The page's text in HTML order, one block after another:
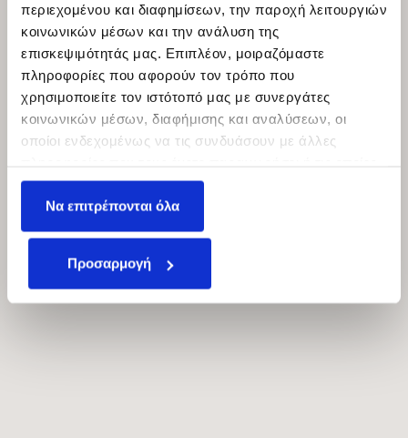
περιεχομένου και διαφημίσεων, την παροχή λειτουργιών
κοινωνικών μέσων και την ανάλυση της
επισκεψιμότητάς μας. Επιπλέον, μοιραζόμαστε
πληροφορίες που αφορούν τον τρόπο που
χρησιμοποιείτε τον ιστότοπό μας με συνεργάτες
κοινωνικών μέσων, διαφήμισης και αναλύσεων, οι
οποίοι ενδεχομένως να τις συνδυάσουν με άλλες
έχουν συλλέξει σε σχέση με την από μέρους σας χρήση
των υπηρεσιών τους.
Να επιτρέπονται όλα
Προσαρμογή
Montauk